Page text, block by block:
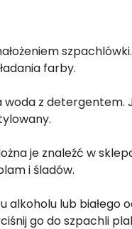
farby.
z detergentem.
je znaleźć w
i śladów.
lub białego
go do szpachli